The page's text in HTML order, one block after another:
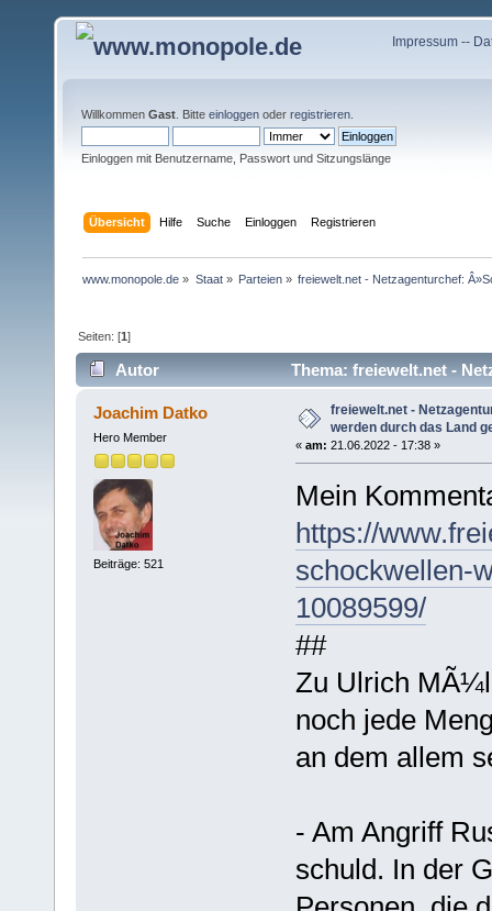
Impressum--
Willkommen Gast . Bitte einloggen oder registrieren
Einloggen mit Benutzername, Passwort und Sitzungslänge
Übersicht Hilfe Suche Einloggen Registrieren
www.monopole.de » Staat» Parteien» freiewelt.net - Netzagenturchef:
Seiten: [1]
Autor
Thema: freiewelt.net -
(Gelesen 18854 mal)
Joachim Datko
Hero Member
Beiträge: 521
freiewelt.net -
werden durch das Land
« am: 21.06.2022 - 17:38 »
Mein
https://
schockwellen-
10089599/
##
Zu Ulrich
noch jede
an dem allem
- Am Angriff
schuld. In der